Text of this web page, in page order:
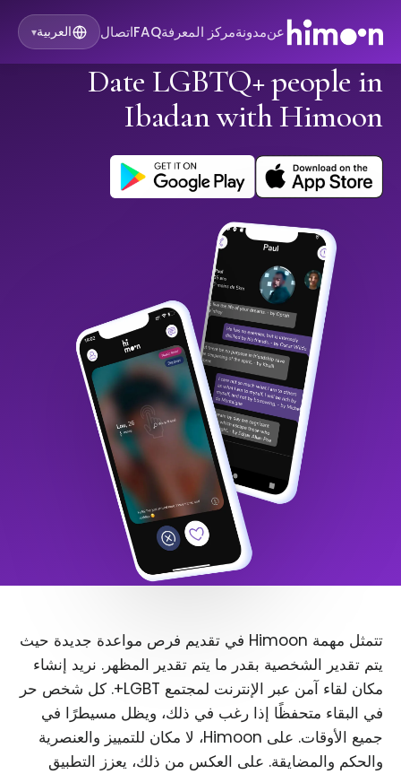
عنمدونةمركز المعرفةFAQاتصال العربية▾
Date LGBTQ+ people in
Ibadan with Himoon
تتمثل مهمة Himoon في تقديم فرص مواعدة جديدة حيث
يتم تقدير الشخصية بقدر ما يتم تقدير المظهر. نريد إنشاء
مكان لقاء آمن عبر الإنترنت لمجتمع LGBT+. كل شخص حر
في البقاء متحفظًا إذا رغب في ذلك، ويظل مسيطرًا في
جميع الأوقات. على Himoon، لا مكان للتمييز والعنصرية
والحكم والمضايقة. على العكس من ذلك، يعزز التطبيق